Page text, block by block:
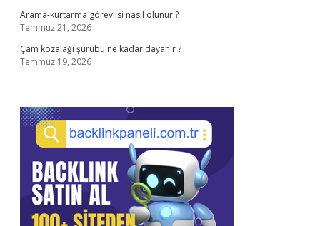
Arama-kurtarma görevlisi nasıl olunur ?
Temmuz 21, 2026
Çam kozalağı şurubu ne kadar dayanır ?
Temmuz 19, 2026